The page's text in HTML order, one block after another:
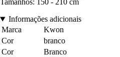
Tamanhos: 150 - 210 cm
Informações adicionais
Marca
Kwon
Cor
branco
Cor
Branco